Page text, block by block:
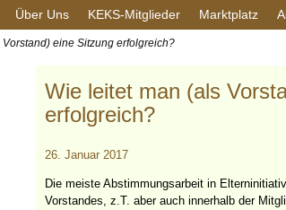
Über Uns KEKS-Mitglieder Marktplatz
Vorstand) eine Sitzung erfolgreich?
Wie leitet man (als
erfolgreich?
26. Januar 2017
Die meiste Abstimmungsarbeit in
Vorstandes, z.T. aber auch innerhalb der